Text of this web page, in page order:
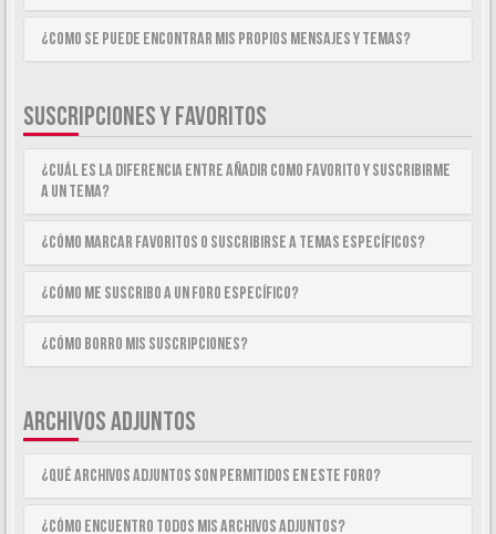
¿Como se puede encontrar mis propios mensajes y temas?
SUSCRIPCIONES Y FAVORITOS
¿Cuál es la diferencia entre añadir como Favorito y suscribirme
a un tema?
¿Cómo marcar Favoritos o suscribirse a temas específicos?
¿Cómo me suscribo a un foro específico?
¿Cómo borro mis suscripciones?
ARCHIVOS ADJUNTOS
¿Qué archivos adjuntos son permitidos en este foro?
¿Cómo encuentro todos mis archivos adjuntos?